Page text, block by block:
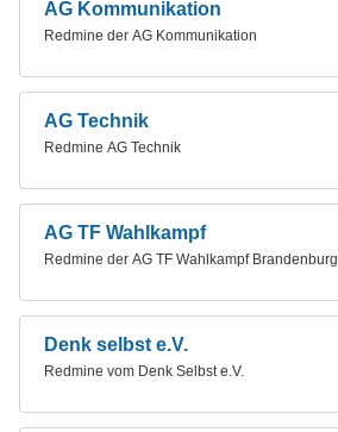
AG Kommunikation
Redmine der AG Kommunikation
AG Technik
Redmine AG Technik
AG TF Wahlkampf
Redmine der AG TF Wahlkampf Brandenburg
Denk selbst e.V.
Redmine vom Denk Selbst e.V.